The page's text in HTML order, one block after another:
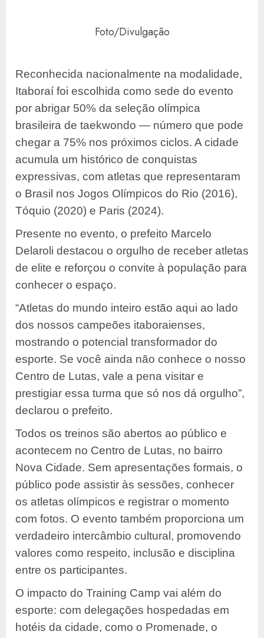
Foto/Divulgação
Reconhecida nacionalmente na modalidade,
Itaboraí foi escolhida como sede do evento
por abrigar 50% da seleção olímpica
brasileira de taekwondo — número que pode
chegar a 75% nos próximos ciclos. A cidade
acumula um histórico de conquistas
expressivas, com atletas que representaram
o Brasil nos Jogos Olímpicos do Rio (2016),
Tóquio (2020) e Paris (2024).
Presente no evento, o prefeito Marcelo
Delaroli destacou o orgulho de receber atletas
de elite e reforçou o convite à população para
conhecer o espaço.
“Atletas do mundo inteiro estão aqui ao lado
dos nossos campeões itaboraienses,
mostrando o potencial transformador do
esporte. Se você ainda não conhece o nosso
Centro de Lutas, vale a pena visitar e
prestigiar essa turma que só nos dá orgulho”,
declarou o prefeito.
Todos os treinos são abertos ao público e
acontecem no Centro de Lutas, no bairro
Nova Cidade. Sem apresentações formais, o
público pode assistir às sessões, conhecer
os atletas olímpicos e registrar o momento
com fotos. O evento também proporciona um
verdadeiro intercâmbio cultural, promovendo
valores como respeito, inclusão e disciplina
entre os participantes.
O impacto do Training Camp vai além do
esporte: com delegações hospedadas em
hotéis da cidade, como o Promenade, o